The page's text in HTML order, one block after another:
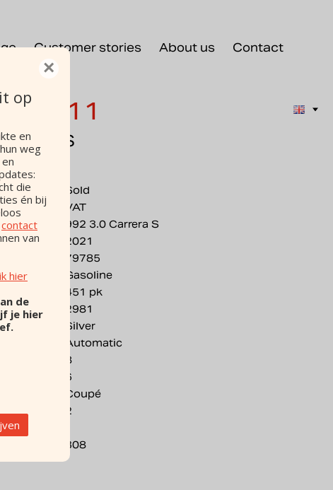
Customer stories About us Contact
911
S
Sold
VAT
992 3.0 Carrera S
2021
79785
Gasoline
451 pk
2981
Silver
Automatic
8
6
Coupé
2
308
×
op
en
weg
die
én bij
contact
van
hier
de
je hier